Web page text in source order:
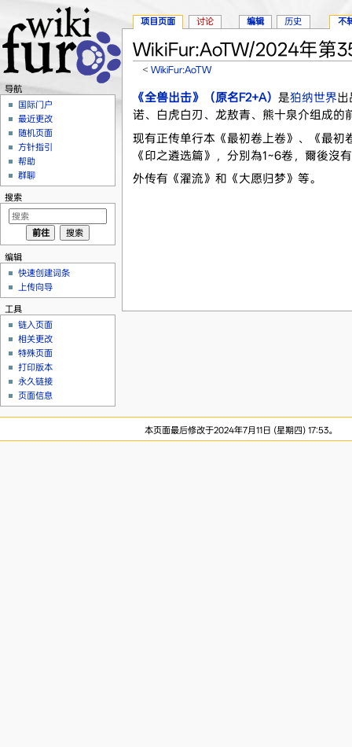
WikiFur:AoTW/2024年第
<WikiFur:AoTW
《全兽出击》（原名F2+A） 是狛纳世界出
诺、白虎白刃、龙敖青、熊十泉介组成的
现有正传单行本《最初卷上卷》、《最
《印之遴选篇》，分別為1~6卷，爾後沒
外传有《濯流》和《大愿归梦》等。
项目页面 讨论 编辑 历史 不
导航
国际门户
最近更改
随机页面
方针指引
帮助
群聊
搜索
编辑
快速创建词条
上传向导
工具
链入页面
相关更改
特殊页面
打印版本
永久链接
页面信息
本页面最后修改于2024年7月11日 (星期四) 17:53。